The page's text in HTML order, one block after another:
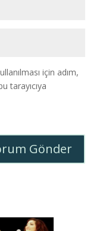
için adım,
tarayıcıya